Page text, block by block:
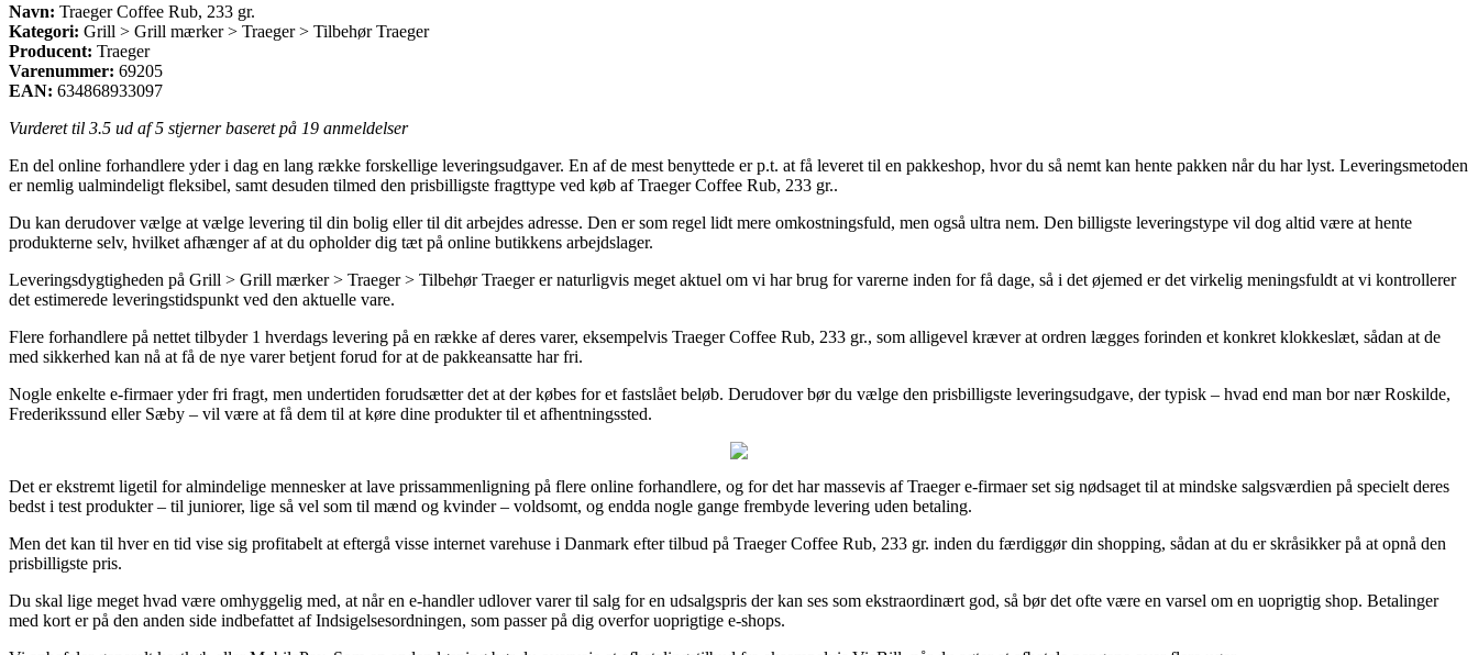
Navn: Traeger Coffee Rub, 233 gr.
Kategori: Grill > Grill mærker > Traeger > Tilbehør Traeger
Producent: Traeger
Varenummer: 69205
EAN: 634868933097
Vurderet til 3.5 ud af 5 stjerner baseret på 19 anmeldelser
En del online forhandlere yder i dag en lang række forskellige leveringsudgaver. En af de mest benyttede er p.t. at få leveret til en pakkeshop, hvor du så nemt kan hente pakken når du har lyst. Leveringsmetoden
er nemlig ualmindeligt fleksibel, samt desuden tilmed den prisbilligste fragttype ved køb af Traeger Coffee Rub, 233 gr..
Du kan derudover vælge at vælge levering til din bolig eller til dit arbejdes adresse. Den er som regel lidt mere omkostningsfuld, men også ultra nem. Den billigste leveringstype vil dog altid være at hente
produkterne selv, hvilket afhænger af at du opholder dig tæt på online butikkens arbejdslager.
Leveringsdygtigheden på Grill > Grill mærker > Traeger > Tilbehør Traeger er naturligvis meget aktuel om vi har brug for varerne inden for få dage, så i det øjemed er det virkelig meningsfuldt at vi kontrollerer
det estimerede leveringstidspunkt ved den aktuelle vare.
Flere forhandlere på nettet tilbyder 1 hverdags levering på en række af deres varer, eksempelvis Traeger Coffee Rub, 233 gr., som alligevel kræver at ordren lægges forinden et konkret klokkeslæt, sådan at de
med sikkerhed kan nå at få de nye varer betjent forud for at de pakkeansatte har fri.
Nogle enkelte e-firmaer yder fri fragt, men undertiden forudsætter det at der købes for et fastslået beløb. Derudover bør du vælge den prisbilligste leveringsudgave, der typisk – hvad end man bor nær Roskilde,
Frederikssund eller Sæby – vil være at få dem til at køre dine produkter til et afhentningssted.
Det er ekstremt ligetil for almindelige mennesker at lave prissammenligning på flere online forhandlere, og for det har massevis af Traeger e-firmaer set sig nødsaget til at mindske salgsværdien på specielt deres
bedst i test produkter – til juniorer, lige så vel som til mænd og kvinder – voldsomt, og endda nogle gange frembyde levering uden betaling.
Men det kan til hver en tid vise sig profitabelt at eftergå visse internet varehuse i Danmark efter tilbud på Traeger Coffee Rub, 233 gr. inden du færdiggør din shopping, sådan at du er skråsikker på at opnå den
prisbilligste pris.
Du skal lige meget hvad være omhyggelig med, at når en e-handler udlover varer til salg for en udsalgspris der kan ses som ekstraordinært god, så bør det ofte være en varsel om en uoprigtig shop. Betalinger
med kort er på den anden side indbefattet af Indsigelsesordningen, som passer på dig overfor uoprigtige e-shops.